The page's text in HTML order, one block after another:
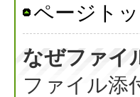
ページト
なぜファイ
ファイル添